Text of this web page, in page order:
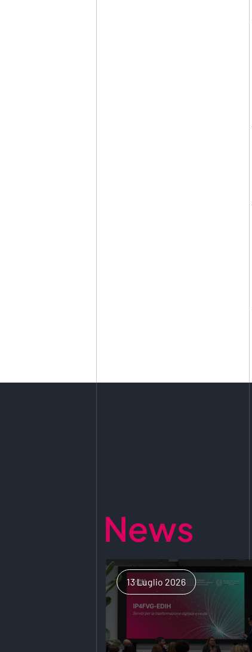
News
13 Luglio 2026